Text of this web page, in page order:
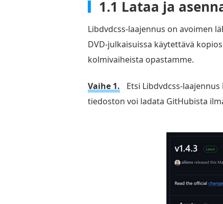
1.1 Lataa ja
Libdvdcss-laajennus on avoimen
DVD-julkaisuissa käytettävä
kolmivaiheista opastamme.
Vaihe 1.
Etsi Libdvdcss-
tiedoston voi ladata GitHubista